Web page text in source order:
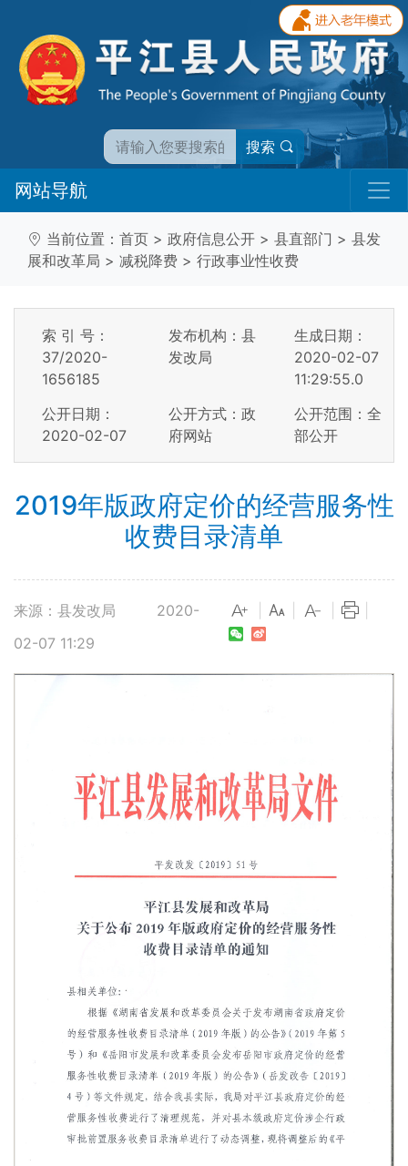
搜索
网站导航
当前位置： 首页 > 政府信息公开 > 县直部门 > 县发
展和改革局 > 减税降费 > 行政事业性收费
索 引 号：
37/2020-
1656185
发布机构：县
发改局
生成日期：
2020-02-07
11:29:55.0
公开日期：
2020-02-07
公开方式：政
府网站
公开范围：全
部公开
2019年版政府定价的经营服务性
收费目录清单
来源：县发改局
2020-
02-07 11:29